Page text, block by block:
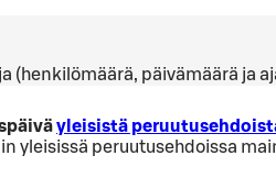
(henkilömäärä, päivämäärä ja
yleisistä
yleisissä peruutusehdoissa